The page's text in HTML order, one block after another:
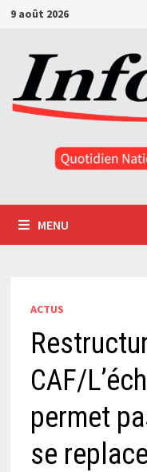
Passer
contenu
9 août 2026
MENU
ACTUS
CAF/
permet
se